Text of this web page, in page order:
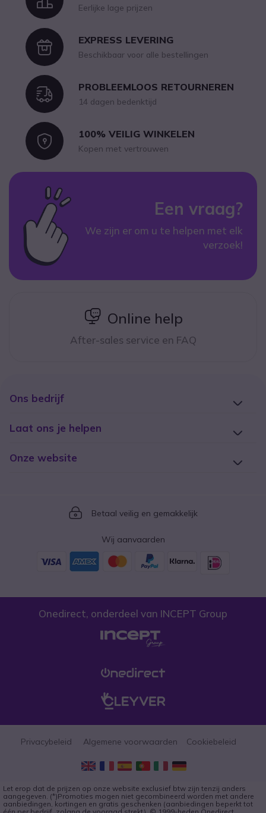
Eerlijke lage prijzen
IconEXPRESS LEVERING
Beschikbaar voor alle bestellingen
IconPROBLEEMLOOS RETOURNEREN
14 dagen bedenktijd
Icon100% VEILIG WINKELEN
Kopen met vertrouwen
Een vraag?
We zijn er om u te helpen met elk
verzoek!
icon
Online help
After-sales service en FAQ
Ons bedrijf
Laat ons je helpen
Onze website
Icon
Betaal veilig en gemakkelijk
Wij aanvaarden
Onedirect, onderdeel van INCEPT Group
Privacybeleid Algemene voorwaarden Cookiebeleid
Let erop dat de prijzen op onze website exclusief btw zijn tenzij anders
aangegeven. (*)Promoties mogen niet gecombineerd worden met andere
aanbiedingen, kortingen en gratis geschenken (aanbiedingen beperkt tot